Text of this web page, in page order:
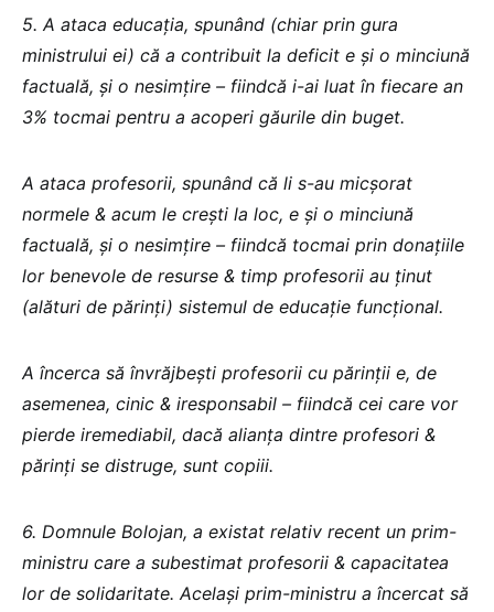
5. A ataca educația, spunând (chiar prin gura
ministrului ei) că a contribuit la deficit e și o minciună
factuală, și o nesimțire – fiindcă i-ai luat în fiecare an
3% tocmai pentru a acoperi găurile din buget.
A ataca profesorii, spunând că li s-au micșorat
normele & acum le crești la loc, e și o minciună
factuală, și o nesimțire – fiindcă tocmai prin donațiile
lor benevole de resurse & timp profesorii au ținut
(alături de părinți) sistemul de educație funcțional.
A încerca să învrăjbești profesorii cu părinții e, de
asemenea, cinic & iresponsabil – fiindcă cei care vor
pierde iremediabil, dacă alianța dintre profesori &
părinți se distruge, sunt copiii.
6. Domnule Bolojan, a existat relativ recent un prim-
ministru care a subestimat profesorii & capacitatea
lor de solidaritate. Același prim-ministru a încercat să